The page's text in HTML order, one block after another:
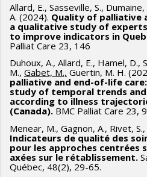
Allard, E., Sasseville, S., Dumaine,
A. (2024). Quality of palliative
a qualitative study of
to improve indicators in
Palliat Care 23, 146
Duhoux, A., Allard, E., Hamel, D.,
M., Gabet, M., Guertin, M. H.
palliative and end-of-life
study of temporal trends
according to illness
(Canada). BMC Palliat Care 23,
Menear, M., Gagnon, A., Rivet, S.,
Indicateurs de qualité des
pour les approches centrées
axées sur le rétablissement.
Québec, 48(2), 29-65.